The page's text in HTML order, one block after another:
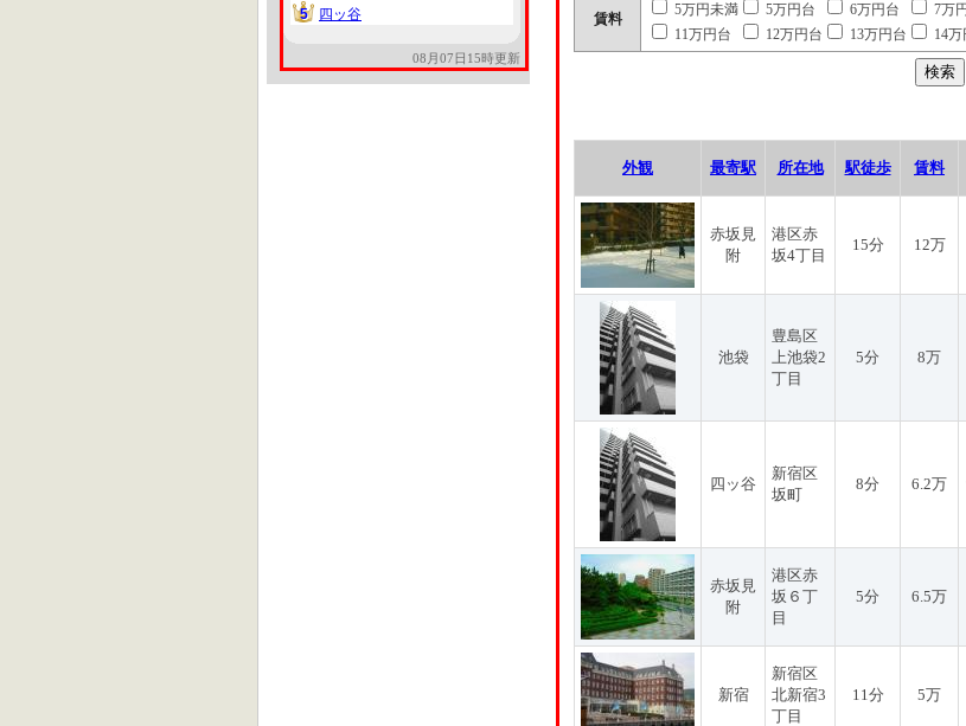
5
5 四ッ谷
08月07日15時更新
賃料
5万円未満 5万円台 6万円台 7万
11万円台
12万円台 13万円台 14万
外観 最寄駅 所在地 駅徒歩 賃料
赤坂見
附
港区赤
坂4丁目
15分 12万
池袋
豊島区
上池袋2
丁目
5分 8万
四ッ谷
新宿区
坂町
8分 6.2万
赤坂見
附
港区赤
坂６丁
目
5分 6.5万
新宿
新宿区
北新宿3
丁目
11分 5万